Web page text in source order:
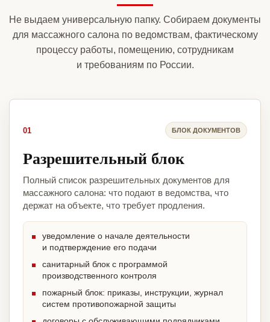
Не выдаем универсальную папку. Собираем документы
для массажного салона по ведомствам, фактическому
процессу работы, помещению, сотрудникам
и требованиям по России.
01 БЛОК ДОКУМЕНТОВ
Разрешительный блок
Полный список разрешительных документов для
массажного салона: что подают в ведомства, что
держат на объекте, что требует продления.
уведомление о начале деятельности
и подтверждение его подачи
санитарный блок с программой
производственного контроля
пожарный блок: приказы, инструкции, журнал
систем противопожарной защиты